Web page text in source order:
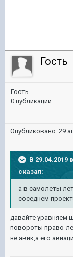
Гость
Гость
0 публикаций
Опубликовано: 29
В 29.04.2019
сказал:
а в самолёты
соседнем
давайте уравняем
повороты право-
не авик,а его